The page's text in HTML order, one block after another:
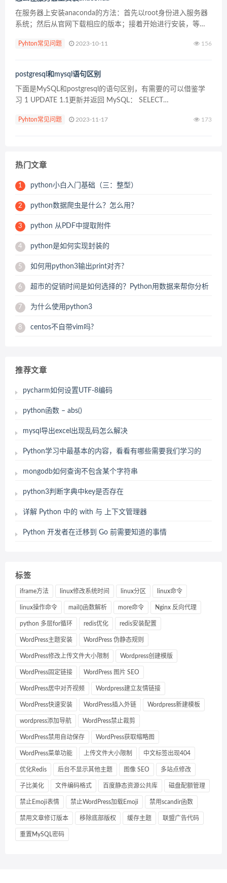
在服务器上安装anaconda的方法：首先以root身份进入服务器
系统；然后从官网下载相应的版本；接着开始进行安装，等待
Python入门教程） 1、首先以root身份...
Pyhton常见问题 2023-10-11 156
postgresql和mysql语句区别
下面是MySQL和postgresql的语句区别，有需要的可以借鉴学
习 1 UPDATE 1.1更新并返回 MySQL： SELECT
Pyhton常见问题 2023-11-17 173
热门文章
1 python小白入门基础（三：整型）
2 python数据爬虫是什么？怎么用？
3 python 从PDF中提取附件
4 python是如何实现封装的
5 如何用python3输出print对齐?
6 超市的促销时间是如何选择的？Python用数据来帮你分析
7 为什么使用python3
8 centos不自带vim吗?
推荐文章
pycharm如何设置UTF-8编码
python函数 – abs()
mysql导出excel出现乱码怎么解决
Python学习中最基本的内容，看看有哪些需要我们学习的
mongodb如何查询不包含某个字符串
python3判断字典中key是否存在
详解 Python 中的 with 与 上下文管理器
Python 开发者在迁移到 Go 前需要知道的事情
标签
iframe方法 linux修改系统时间 linux分区 linux命令
linux操作命令 mail()函数解析 more命令 Nginx 反向代理
python 多层for循环 redis优化 redis安装配置
WordPress主题安装 WordPress 伪静态规则
WordPress修改上传文件大小限制 Wordpress创建模版
WordPress固定链接 WordPress 图片 SEO
WordPress居中对齐视频 Wordpress建立友情链接
WordPress快速安装 WordPress插入外链 Wordpress新建模板
wordpress添加导航 WordPress禁止裁剪
WordPress禁用自动保存 WordPress获取缩略图
WordPress菜单功能 上传文件大小限制 中文标签出现404
优化Redis 后台不显示其他主题 图像 SEO 多站点修改
子比美化 文件编码格式 百度静态资源公共库 磁盘配额管理
禁止Emoji表情 禁止WordPress加载Emoji 禁用scandir函数
禁用文章修订版本 移除底部版权 缓存主题 联盟广告代码
重置MySQL密码